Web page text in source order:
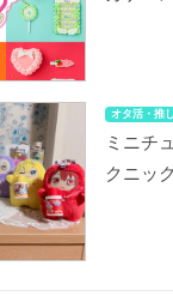
オタ活・推
ミニチ
クニッ